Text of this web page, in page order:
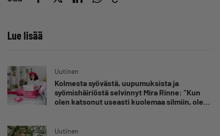
Lue lisää
Uutinen
Kolmesta syövästä, uupumuksista ja
syömishäiriöstä selvinnyt Mira Rinne: ”Kun
olen katsonut useasti kuolemaa silmiin, olen
Uutinen